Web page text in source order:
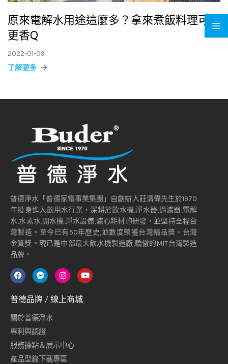
原來電解水用途這麼多？拿來煮飯料理可以
更香Q
2022-01-09
了解更多
普德淨水「普德家電事業集團」自創辦人莊清偉先生於1970
年投身進入飲用水行業，深耕於飲水機,淨水器,過濾器,電解
水,水素水,開水機,淨水設備,濾心耗材的研發，並堅持全程台
灣製造。至今已有50年歷史,並數度榮獲台灣精品獎、台灣
金質獎。現已是中部最大飲水機製造廠,驕傲的MIT台灣製造
品牌。
普德品牌 / 線上商城
關於普德淨水
專利與認證
服務據點＆展示中心
產品型錄下載專區